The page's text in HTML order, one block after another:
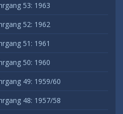
53: 1963
52: 1962
51: 1961
50: 1960
49: 1959/60
48: 1957/58